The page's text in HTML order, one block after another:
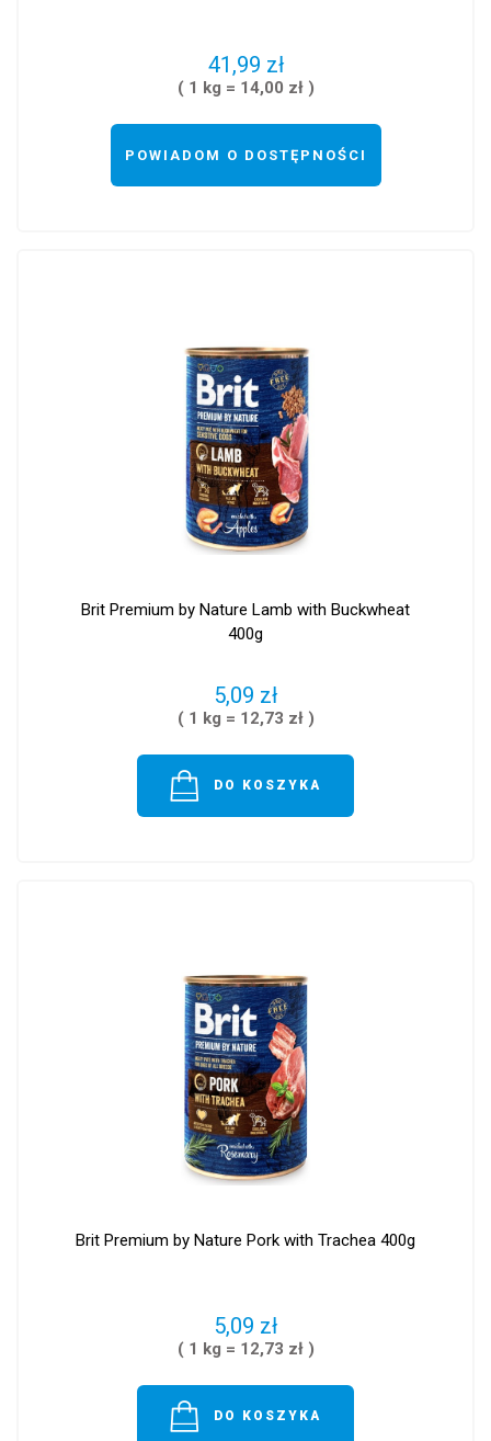
41,99 zł
( 1 kg = 14,00 zł )
POWIADOM O DOSTĘPNOŚCI
Brit Premium by Nature Lamb with Buckwheat
400g
5,09 zł
( 1 kg = 12,73 zł )
DO KOSZYKA
Brit Premium by Nature Pork with Trachea 400g
5,09 zł
( 1 kg = 12,73 zł )
DO KOSZYKA